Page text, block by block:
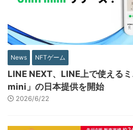
News NFTゲーム
LINE NEXT、LINE上で使える
mini」の日本提供を開始
2026/6/22